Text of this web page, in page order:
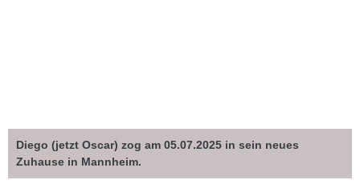
Diego (jetzt Oscar) zog am 05.07.2025 in sein neues
Zuhause in Mannheim.